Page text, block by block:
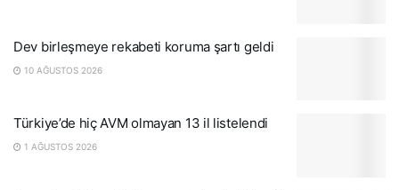
Dev birleşmeye rekabeti koruma şartı geldi
10 AĞUSTOS 2026
Türkiye’de hiç AVM olmayan 13 il listelendi
1 AĞUSTOS 2026